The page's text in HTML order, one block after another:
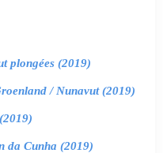
plongées (2019)
/ Nunavut (2019)
da Cunha (2019)